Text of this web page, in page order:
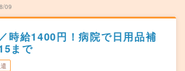
09
時給1400円！病院で日用品補
まで